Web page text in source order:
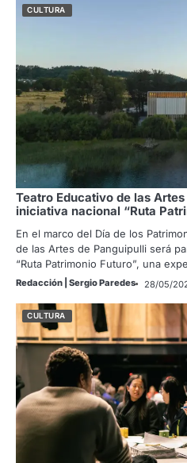
CULTURA
Teatro Educativo de las
iniciativa nacional “Ruta
En el marco del Día de los
de las Artes de Panguipulli será
“Ruta Patrimonio Futuro”, una
Redacción | Sergio Paredes 28/05/
CULTURA